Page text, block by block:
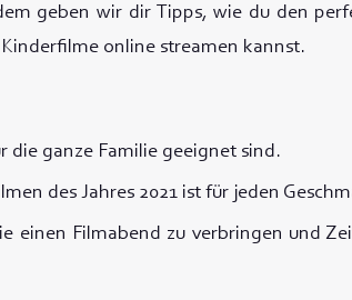
geben wir dir Tipps, wie du den
online streamen kannst.
die ganze Familie geeignet sind.
des Jahres 2021 ist für jeden
einen Filmabend zu verbringen und